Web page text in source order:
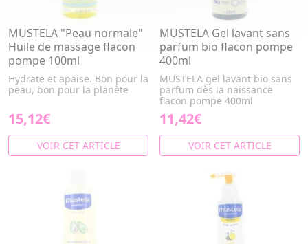
MUSTELA "Peau normale"
Huile de massage flacon
pompe 100ml
Hydrate et apaise. Bon pour la
peau, bon pour la planète
15,12€
VOIR CET ARTICLE
MUSTELA Gel lavant sans
parfum bio flacon pompe
400ml
MUSTELA gel lavant bio sans
parfum dès la naissance
flacon pompe 400ml
11,42€
VOIR CET ARTICLE